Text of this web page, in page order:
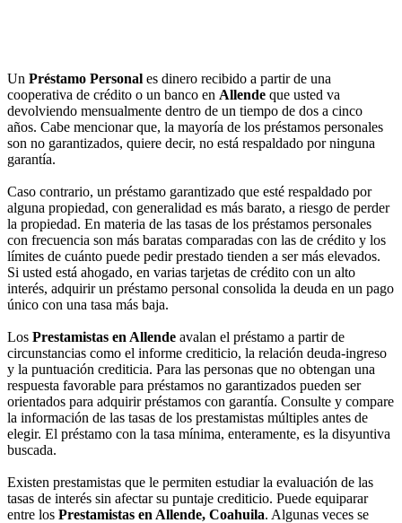
Un Préstamo Personal es dinero recibido a partir de una
cooperativa de crédito o un banco en Allende que usted va
devolviendo mensualmente dentro de un tiempo de dos a cinco
años. Cabe mencionar que, la mayoría de los préstamos personales
son no garantizados, quiere decir, no está respaldado por ninguna
garantía.
Caso contrario, un préstamo garantizado que esté respaldado por
alguna propiedad, con generalidad es más barato, a riesgo de perder
la propiedad. En materia de las tasas de los préstamos personales
con frecuencia son más baratas comparadas con las de crédito y los
límites de cuánto puede pedir prestado tienden a ser más elevados.
Si usted está ahogado, en varias tarjetas de crédito con un alto
interés, adquirir un préstamo personal consolida la deuda en un pago
único con una tasa más baja.
Los Prestamistas en Allende avalan el préstamo a partir de
circunstancias como el informe crediticio, la relación deuda-ingreso
y la puntuación crediticia. Para las personas que no obtengan una
respuesta favorable para préstamos no garantizados pueden ser
orientados para adquirir préstamos con garantía. Consulte y compare
la información de las tasas de los prestamistas múltiples antes de
elegir. El préstamo con la tasa mínima, enteramente, es la disyuntiva
buscada.
Existen prestamistas que le permiten estudiar la evaluación de las
tasas de interés sin afectar su puntaje crediticio. Puede equiparar
entre los Prestamistas en Allende, Coahuila. Algunas veces se